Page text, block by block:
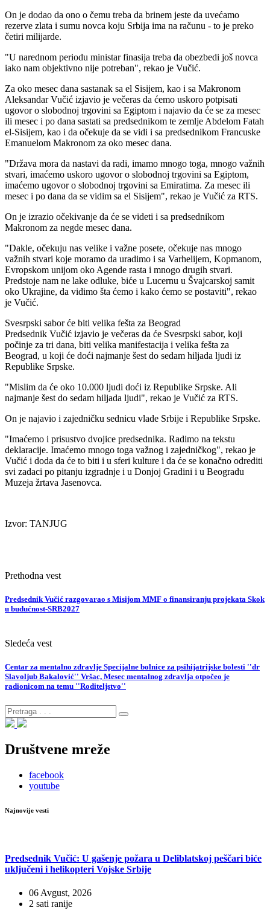
On je dodao da ono o čemu treba da brinem jeste da uvećamo
rezerve zlata i sumu novca koju Srbija ima na računu - to je preko
četiri milijarde.
"U narednom periodu ministar finasija treba da obezbedi još novca
iako nam objektivno nije potreban", rekao je Vučić.
Za oko mesec dana sastanak sa el Sisijem, kao i sa Makronom
Aleksandar Vučić izjavio je večeras da ćemo uskoro potpisati
ugovor o slobodnoj trgovini sa Egiptom i najavio da će se za mesec
ili mesec i po dana sastati sa predsednikom te zemlje Abdelom Fatah
el-Sisijem, kao i da očekuje da se vidi i sa predsednikom Francuske
Emanuelom Makronom za oko mesec dana.
"Država mora da nastavi da radi, imamo mnogo toga, mnogo važnih
stvari, imaćemo uskoro ugovor o slobodnoj trgovini sa Egiptom,
imaćemo ugovor o slobodnoj trgovini sa Emiratima. Za mesec ili
mesec i po dana da se vidim sa el Sisijem", rekao je Vučić za RTS.
On je izrazio očekivanje da će se videti i sa predsednikom
Makronom za negde mesec dana.
"Dakle, očekuju nas velike i važne posete, očekuje nas mnogo
važnih stvari koje moramo da uradimo i sa Varhelijem, Kopmanom,
Evropskom unijom oko Agende rasta i mnogo drugih stvari.
Predstoje nam ne lake odluke, biće u Lucernu u Švajcarskoj samit
oko Ukrajine, da vidimo šta ćemo i kako ćemo se postaviti", rekao
je Vučić.
Svesrpski sabor će biti velika fešta za Beograd
Predsednik Vučić izjavio je večeras da će Svesrpski sabor, koji
počinje za tri dana, biti velika manifestacija i velika fešta za
Beograd, u koji će doći najmanje šest do sedam hiljada ljudi iz
Republike Srpske.
"Mislim da će oko 10.000 ljudi doći iz Republike Srpske. Ali
najmanje šest do sedam hiljada ljudi", rekao je Vučić za RTS.
On je najavio i zajedničku sednicu vlade Srbije i Republike Srpske.
"Imaćemo i prisustvo dvojice predsednika. Radimo na tekstu
deklaracije. Imaćemo mnogo toga važnog i zajedničkog", rekao je
Vučić i doda da će to biti i u sferi kulture i da će se konačno odrediti
svi zadaci po pitanju izgradnje i u Donjoj Gradini i u Beogradu
Muzeja žrtava Jasenovca.
Izvor: TANJUG
Prethodna vest
Predsednik Vučić razgovarao s Misijom MMF o finansiranju projekata Skok
u budućnost-SRB2027
Sledeća vest
Centar za mentalno zdravlje Specijalne bolnice za psihijatrijske bolesti ''dr
Slavoljub Bakalović'' Vršac, Mesec mentalnog zdravlja otpočeo je
radionicom na temu ''Roditeljstvo''
Društvene mreže
facebook
youtube
Najnovije vesti
Predsednik Vučić: U gašenje požara u Deliblatskoj peščari biće
uključeni i helikopteri Vojske Srbije
06 Avgust, 2026
2 sati ranije